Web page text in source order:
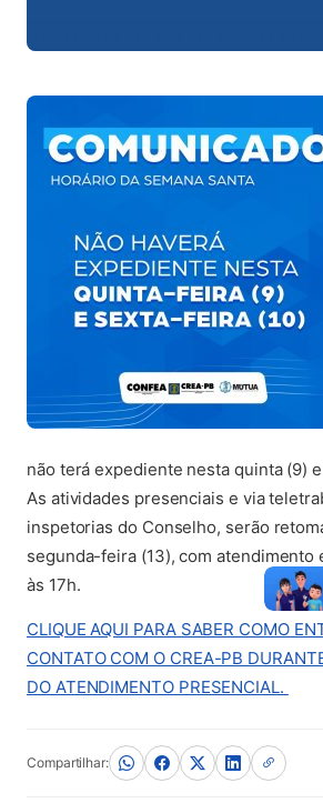
não terá expediente nesta quinta (9)
As atividades presenciais e via
inspetorias do Conselho, serão
segunda-feira (13), com atendimento
às 17h.
CLIQUE AQUI PARA SABER COMO
CONTATO COM O CREA-PB
DO ATENDIMENTO PRESENCIAL.
Compartilhar: